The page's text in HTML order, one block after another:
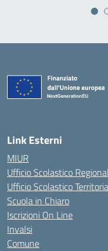
Link Esterni
MIUR
Ufficio Scolastico
Ufficio Scolastico
Scuola in Chiaro
Iscrizioni On Line
Invalsi
Comune